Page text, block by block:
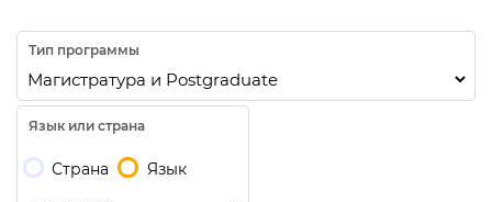
Тип программы
Язык или страна
Страна Язык